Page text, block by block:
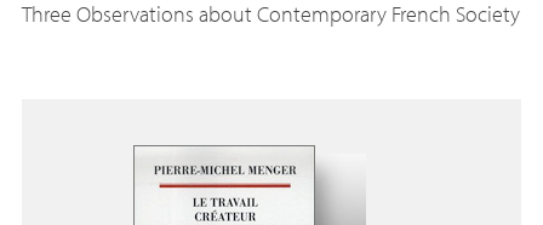
Three Observations about Contemporary French Society